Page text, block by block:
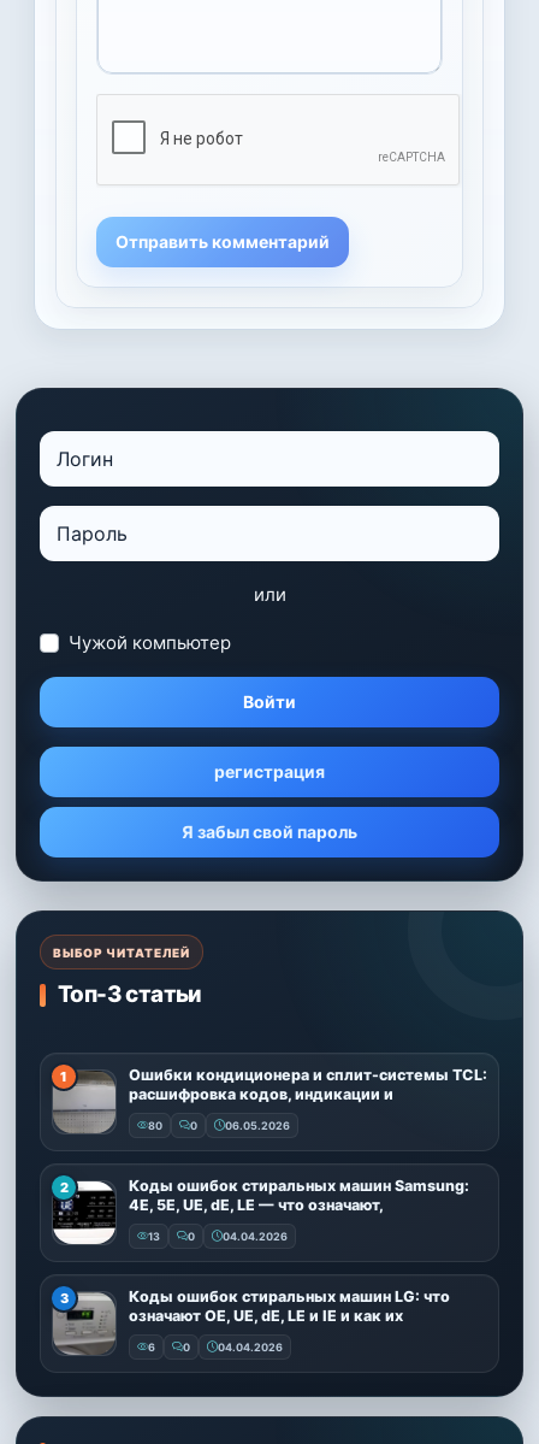
Отправить комментарий
или
Чужой компьютер
Войти
регистрация
Я забыл свой пароль
ВЫБОР ЧИТАТЕЛЕЙ
Топ-3 статьи
Ошибки кондиционера и сплит-системы TCL:
расшифровка кодов, индикации и
80 0 06.05.2026
Коды ошибок стиральных машин Samsung:
4E, 5E, UE, dE, LE — что означают,
13 0 04.04.2026
Коды ошибок стиральных машин LG: что
означают OE, UE, dE, LE и IE и как их
6 0 04.04.2026